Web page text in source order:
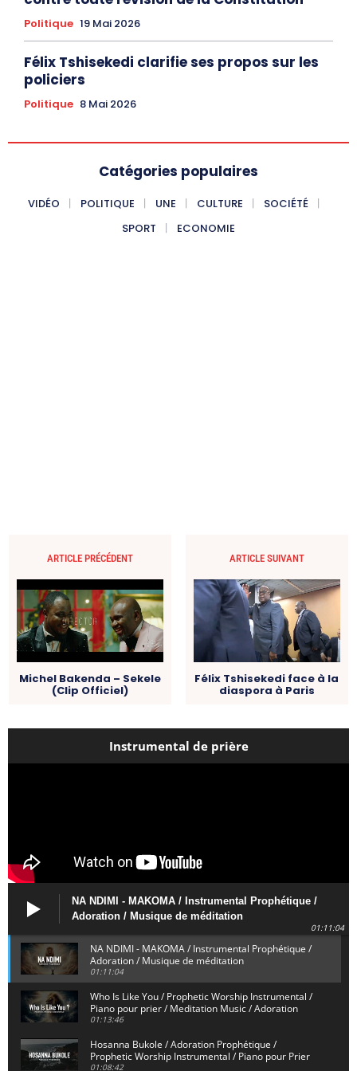
Politique 19 Mai 2026
Félix Tshisekedi clarifie ses propos sur les
policiers
Politique 8 Mai 2026
Catégories populaires
VIDÉO POLITIQUE UNE CULTURE
SOCIÉTÉ
SPORT
ECONOMIE
ARTICLE PRÉCÉDENT
Michel Bakenda – Sekele
(Clip Officiel)
ARTICLE SUIVANT
Félix Tshisekedi face à la
diaspora à Paris
Instrumental de prière
NA NDIMI - MAKOMA / Instrumental Prophétique /
Adoration / Musique de méditation
01:11:04
NA NDIMI - MAKOMA / Instrumental Prophétique /
Adoration / Musique de méditation
01:11:04
Who Is Like You / Prophetic Worship Instrumental /
Piano pour prier / Meditation Music / Adoration
01:13:46
Hosanna Bukole / Adoration Prophétique /
Prophetic Worship Instrumental / Piano pour Prier
01:08:42